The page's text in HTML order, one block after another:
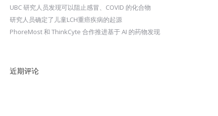
UBC 研究人员发现可以阻止感冒、COVID 的化合物
研究人员确定了儿童LCH重癌疾病的起源
PhoreMost 和 ThinkCyte 合作推进基于 AI 的药物发现
近期评论